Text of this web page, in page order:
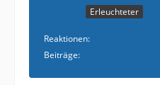
Erleuchteter
Reaktionen
Beiträge